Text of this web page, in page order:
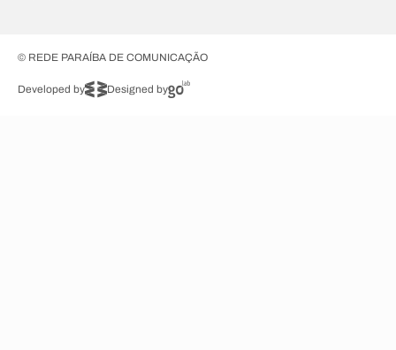
© REDE PARAÍBA DE COMUNICAÇÃO
Developed by Designed by